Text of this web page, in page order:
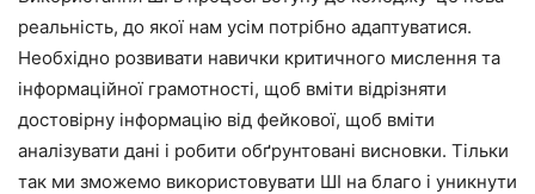
реальність, до якої нам усім потрібно адаптуватися.
Необхідно розвивати навички критичного мислення та
інформаційної грамотності, щоб вміти відрізняти
достовірну інформацію від фейкової, щоб вміти
аналізувати дані і робити обґрунтовані висновки. Тільки
так ми зможемо використовувати ШІ на благо і уникнути